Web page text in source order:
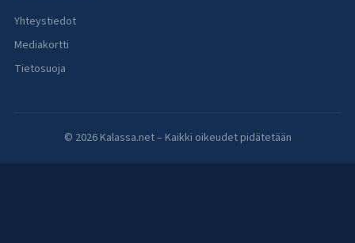
Yhteystiedot
Mediakortti
Tietosuoja
© 2026 Kalassa.net – Kaikki oikeudet pidätetään